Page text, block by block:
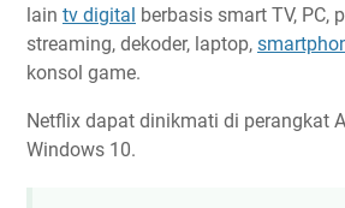
lain tv digital berbasis smart TV, PC,
streaming, dekoder, laptop,
konsol game.
Netflix dapat dinikmati di perangkat
Windows 10.